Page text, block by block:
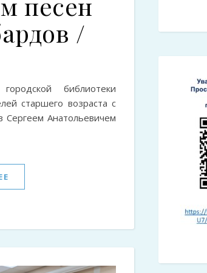
/
библиотеки
старшего возраста с
Сергеем Анатольевичем